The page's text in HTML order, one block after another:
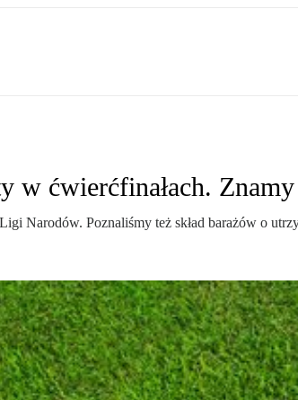
ćwierćfinałach.
Narodów. Poznaliśmy też skład barażów o